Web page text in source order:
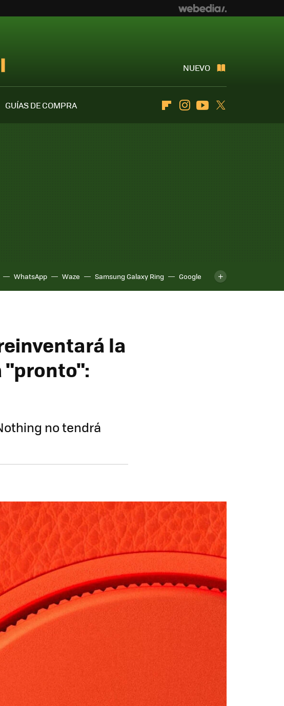
NUEVO
GUÍAS DE COMPRA
FlipboardInstagramYoutube
WhatsApp Waze Samsung Galaxy Ring
Google
la
"pronto":
no tendrá